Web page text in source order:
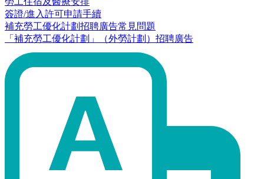
簽證/進入許可申請手續
補充勞工優化計劃招聘廣告常見問題
「補充勞工優化計劃」（外勞計劃）招聘廣告